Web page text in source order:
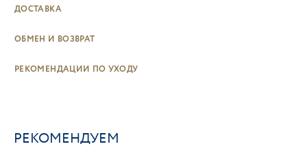
ДОСТАВКА
ОБМЕН И ВОЗВРАТ
РЕКОМЕНДАЦИИ ПО УХОДУ
РЕКОМЕНДУЕМ